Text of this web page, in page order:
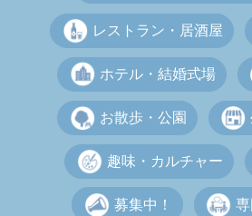
レストラン・居酒屋
ホテル・結婚式場
お散歩・公園
趣味・カルチャー
募集中！